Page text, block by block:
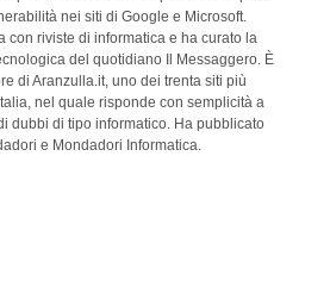
nei siti di Google e Microsoft.
con riviste di informatica e ha curato la
del quotidiano Il Messaggero. È
di Aranzulla.it, uno dei trenta siti più
nel quale risponde con semplicità a
dubbi di tipo informatico. Ha pubblicato
e Mondadori Informatica.